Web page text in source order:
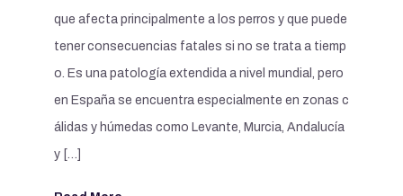
que afecta principalmente a los perros y que puede
tener consecuencias fatales si no se trata a tiemp
o. Es una patología extendida a nivel mundial, pero
en España se encuentra especialmente en zonas c
álidas y húmedas como Levante, Murcia, Andalucía
y […]